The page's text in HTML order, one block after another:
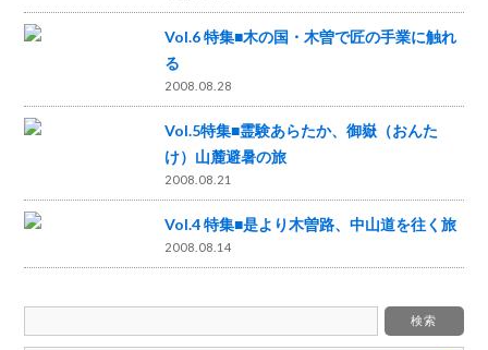
Vol.6 特集■木の国・木曽で匠の手業に触れ
る
2008.08.28
Vol.5特集■霊験あらたか、御嶽（おんた
け）山麓避暑の旅
2008.08.21
Vol.4 特集■是より木曽路、中山道を往く旅
2008.08.14